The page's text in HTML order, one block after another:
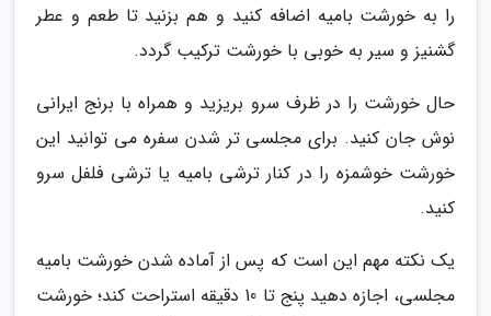
را به خورشت بامیه اضافه کنید و هم بزنید تا طعم و عطر
گشنیز و سیر به خوبی با خورشت ترکیب گردد.
حال خورشت را در ظرف سرو بریزید و همراه با برنج ایرانی
نوش جان کنید. برای مجلسی تر شدن سفره می توانید این
خورشت خوشمزه را در کنار ترشی بامیه یا ترشی فلفل سرو
کنید.
یک نکته مهم این است که پس از آماده شدن خورشت بامیه
مجلسی، اجازه دهید پنج تا 10 دقیقه استراحت کند؛ خورشت